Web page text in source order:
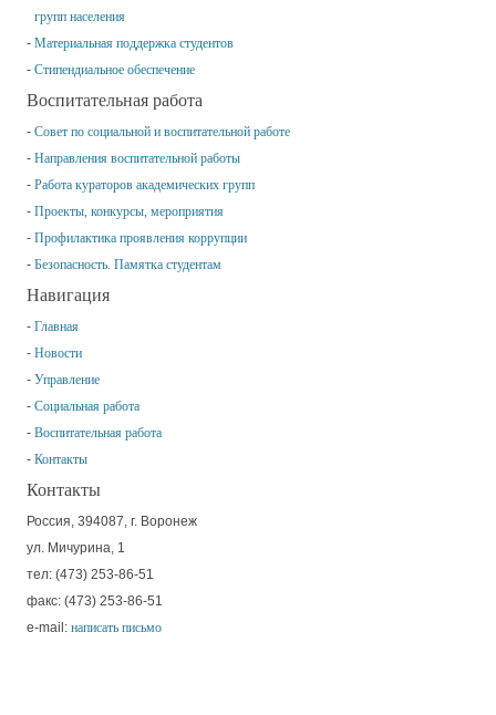
групп населения
Материальная поддержка студентов
Стипендиальное обеспечение
Воспитательная работа
Совет по социальной и воспитательной работе
Направления воспитательной работы
Работа кураторов академических групп
Проекты, конкурсы, мероприятия
Профилактика проявления коррупции
Безопасность. Памятка студентам
Навигация
Главная
Новости
Управление
Социальная работа
Воспитательная работа
Контакты
Контакты
Россия, 394087, г. Воронеж
ул. Мичурина, 1
тел: (473) 253-86-51
факс: (473) 253-86-51
e-mail: написать письмо